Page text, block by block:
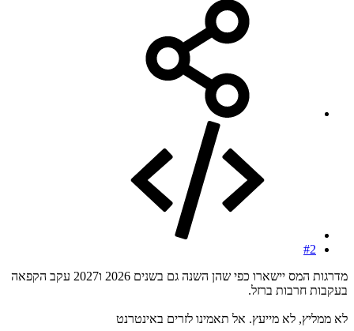
#2
מדרגות המס יישארו כפי שהן השנה גם בשנים 2026 ו2027 עקב הקפאה
בעקבות חרבות ברזל.
לא ממליץ, לא מייעץ. אל תאמינו לזרים באינטרנט